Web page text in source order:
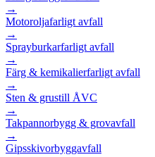
→
Motoroljafarligt avfall
→
Sprayburkarfarligt avfall
→
Färg & kemikalierfarligt avfall
→
Sten & grustill ÅVC
→
Takpannorbygg & grovavfall
→
Gipsskivorbyggavfall